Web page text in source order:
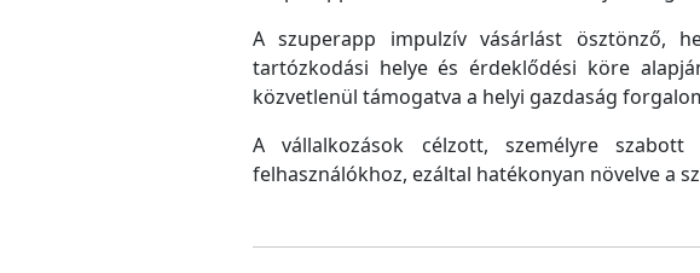
A szuperapp impulzív vásárlást ösztönző,
tartózkodási helye és érdeklődési köre
közvetlenül támogatva a helyi gazdaság
A vállalkozások célzott, személyre
felhasználókhoz, ezáltal hatékonyan növelve a